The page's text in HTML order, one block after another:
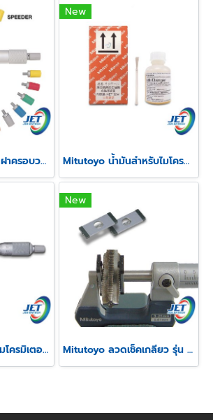
Mitutoyo มิตูโตโย ฝาครอบวงล้อและสปีดเดอร์ไมโครมิเตอร์
New
Mitutoyo น้ำมันสำหรับไมโครมิเตอร์
Mitutoyo ดิจิตอลไมโครมิเตอร์วัดความสูงรอยย้ำสายไฟ รุ่น 342
New
Mitutoyo ลวดเช็คเกลียว รุ่น 313